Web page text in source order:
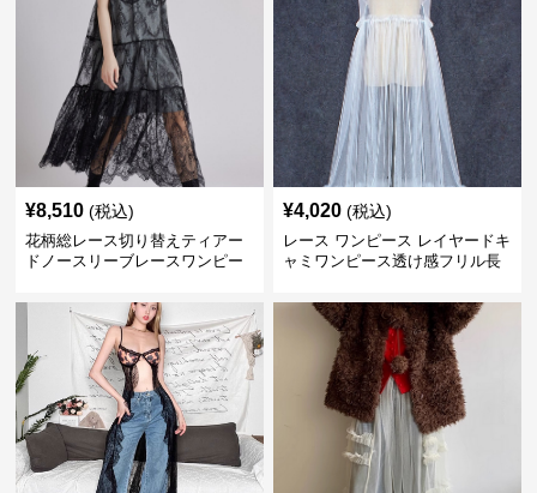
¥8,510 (税込)
花柄総レース切り替えティアー
ドノースリーブレースワンピー
¥4,020 (税込)
レース ワンピース レイヤードキ
ャミワンピース透け感フリル長